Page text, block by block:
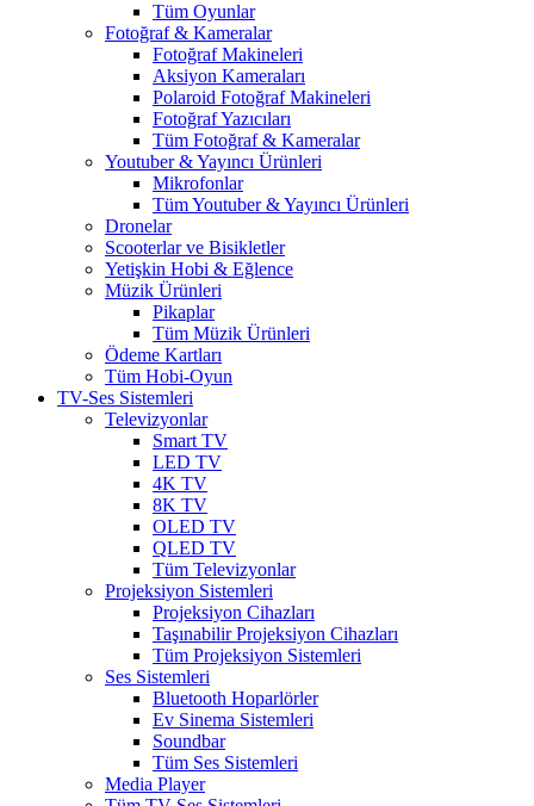
Tüm Oyunlar
Fotoğraf & Kameralar
Fotoğraf Makineleri
Aksiyon Kameraları
Polaroid Fotoğraf Makineleri
Fotoğraf Yazıcıları
Tüm Fotoğraf & Kameralar
Youtuber & Yayıncı Ürünleri
Mikrofonlar
Tüm Youtuber & Yayıncı Ürünleri
Dronelar
Scooterlar ve Bisikletler
Yetişkin Hobi & Eğlence
Müzik Ürünleri
Pikaplar
Tüm Müzik Ürünleri
Ödeme Kartları
Tüm Hobi-Oyun
TV-Ses Sistemleri
Televizyonlar
Smart TV
LED TV
4K TV
8K TV
OLED TV
QLED TV
Tüm Televizyonlar
Projeksiyon Sistemleri
Projeksiyon Cihazları
Taşınabilir Projeksiyon Cihazları
Tüm Projeksiyon Sistemleri
Ses Sistemleri
Bluetooth Hoparlörler
Ev Sinema Sistemleri
Soundbar
Tüm Ses Sistemleri
Media Player